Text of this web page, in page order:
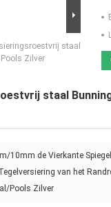
staal
Zilver
staal
10mm de Vierkante
van het
Pools Zilver